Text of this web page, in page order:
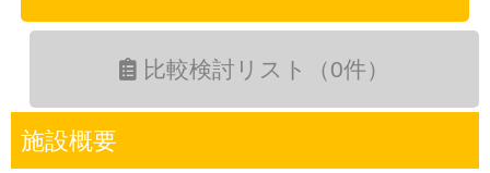
比較検討リスト（0件）
施設概要